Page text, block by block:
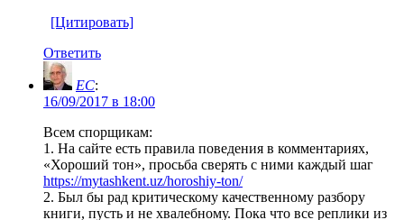
[Цитировать]
Ответить
EC:
16/09/2017 в 18:00
Всем спорщикам:
1. На сайте есть правила поведения в комментариях,
«Хороший тон», просьба сверять с ними каждый шаг
https://mytashkent.uz/horoshiy-ton/
2. Был бы рад критическому качественному разбору
книги, пусть и не хвалебному. Пока что все реплики из